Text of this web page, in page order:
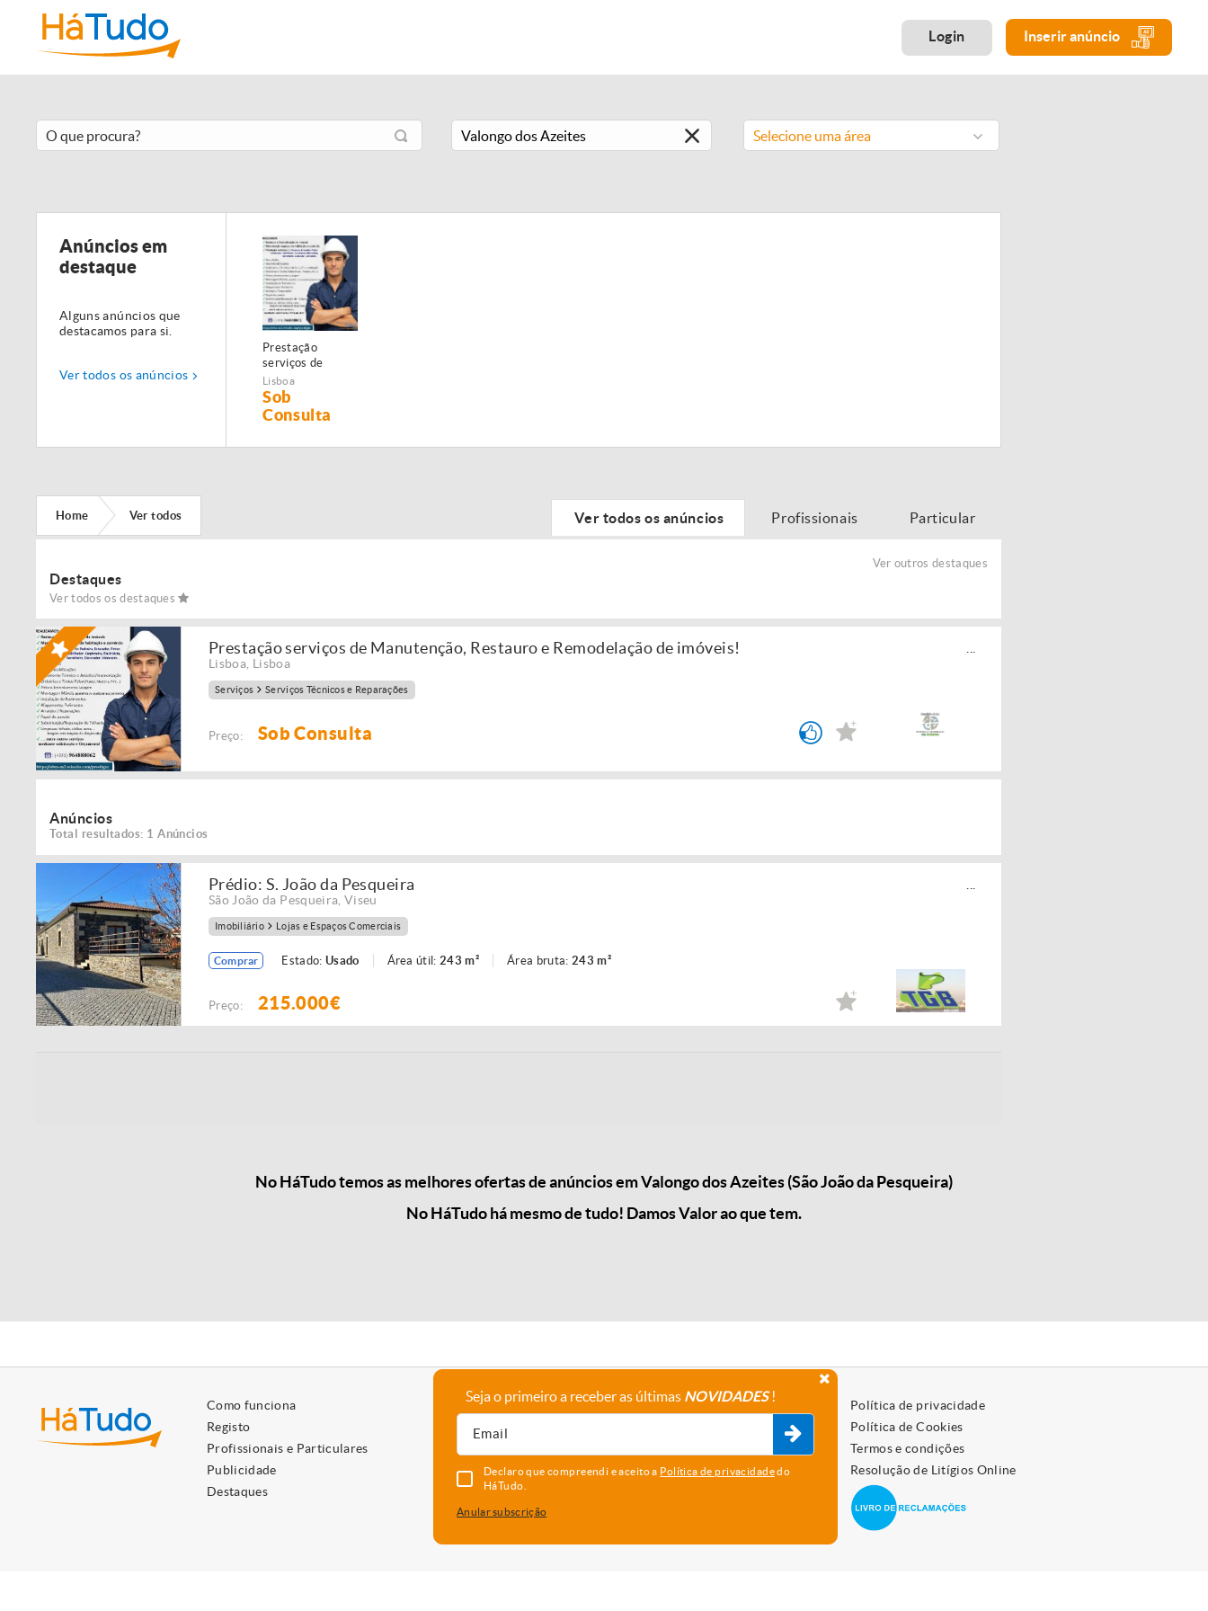
Login Inserir anúncio
Selecione uma área
Anúncios em
destaque
Alguns anúncios que
destacamos para si.
Ver todos os anúncios
Prestação
serviços de
Manutenção,
Restauro e
Remodelação de
imóveis!
Lisboa
Sob
Consulta
Home Ver todos Ver todos os anúncios Profissionais Particular
Ver outros destaques
Destaques
Ver todos os destaques
Prestação serviços de Manutenção, Restauro e Remodelação de imóveis!
Lisboa Lisboa
Serviços Serviços Técnicos e Reparações
Preço: Sob Consulta
Anúncios
Total resultados: 1 Anúncios
Prédio: S. João da Pesqueira
São João da Pesqueira ,Viseu
Imobiliário Lojas e Espaços Comerciais
Comprar Estado: Usado Área útil:243 m² Área bruta: 243 m²
Preço: 215.000€
No HáTudo temos as melhores ofertas de anúncios em Valongo dos Azeites (São João da Pesqueira)
No HáTudo há mesmo de tudo! Damos Valor ao que tem.
Como funciona
Registo
Profissionais e Particulares
Publicidade
Destaques
A empresa
Parceiros
Política de privacidade
Política de Cookies
Termos e condições
Resolução de Litígios Online
Seja o primeiro a receber as últimas NOVIDADES!
Declaro que compreendi e aceito a Política de privacidadedo
HáTudo.
Anular subscrição